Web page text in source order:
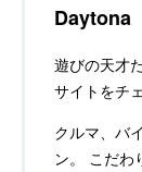
Daytona
遊びの天才
サイトをチ
クルマ、バ
ン。 こだわ